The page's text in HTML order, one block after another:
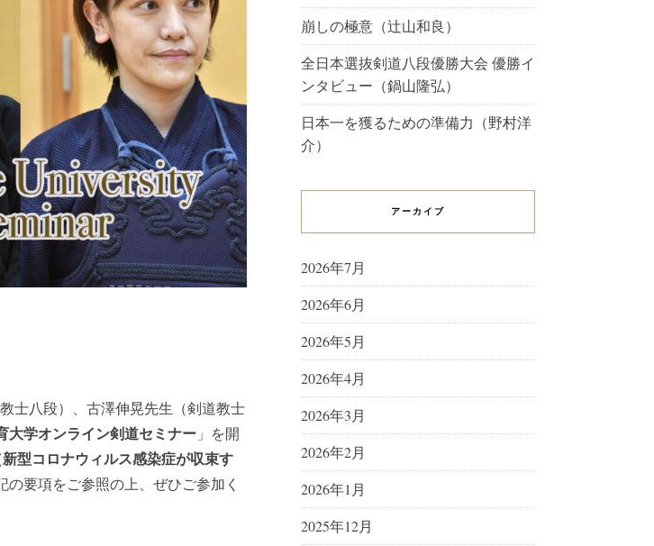
士八段）、古澤伸晃先生（剣道教士
大学オンライン剣道セミナー 」を開
型コロナウィルス感染症が収束す
の要項をご参照の上、ぜひご参加く
崩しの極意（辻山和良）
全日本選抜剣道八段優勝大会 優勝イ
ンタビュー（鍋山隆弘）
日本一を獲るための準備力（野村洋
介）
アーカイブ
2026年7月
2026年6月
2026年5月
2026年4月
2026年3月
2026年2月
2026年1月
2025年12月